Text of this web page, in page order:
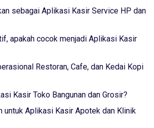
sebagai Aplikasi Kasir Service HP dan
apakah cocok menjadi Aplikasi Kasir
Restoran, Cafe, dan Kedai Kopi
Kasir Toko Bangunan dan Grosir?
untuk Aplikasi Kasir Apotek dan Klinik